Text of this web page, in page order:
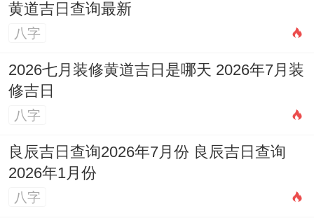
同方位以优化决策！
不瞒你说，历择吉是我国古老智慧的让人看
到,融合了天文、的理跟人文元素，目的是帮
年12月16日当一个例子、展示了怎样做通过
详细分析干支、神煞、宜忌合时辰来做出明
黄道吉日查询最新
八字
2026七月装修黄道吉日是哪天 2026年7月装
修吉日
八字
良辰吉日查询2026年7月份 良辰吉日查询
2026年1月份
八字